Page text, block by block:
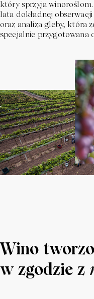
który sprzyja winoroślom.
lata dokładnej obserwacji
oraz analiza gleby, która
specjalnie przygotowana
Wino
w zgodzie z